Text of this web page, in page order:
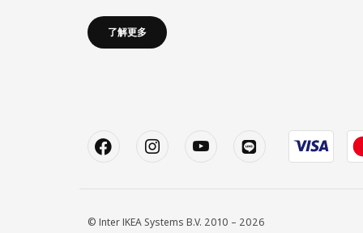
了解更多
© Inter IKEA Systems B.V. 2010 – 2026